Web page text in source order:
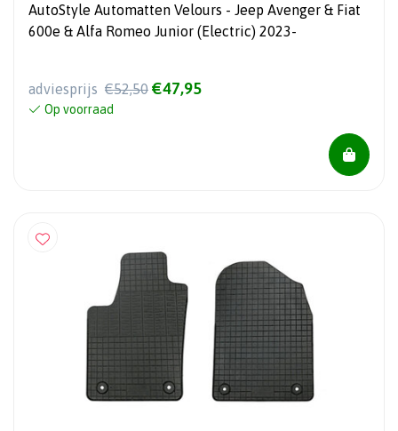
AutoStyle Automatten Velours - Jeep Avenger & Fiat
600e & Alfa Romeo Junior (Electric) 2023-
adviesprijs €52,50 €47,95
Op voorraad